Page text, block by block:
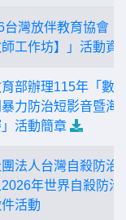
台灣放伴教育協會【
工作坊】」活動資
部辦理115年「數
力防治短影音暨海
活動簡章
法人台灣自殺防治
年世界自殺防治
活動